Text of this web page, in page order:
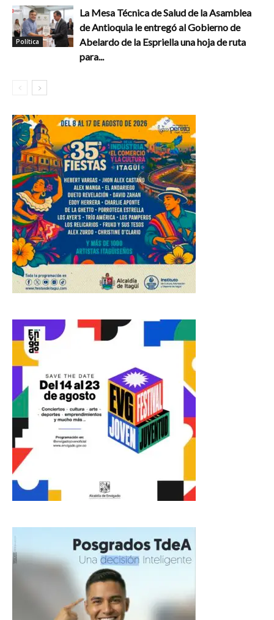
Política
La Mesa Técnica de Salud de la Asamblea
de Antioquia le entregó al Gobierno de
Abelardo de la Espriella una hoja de ruta
para...